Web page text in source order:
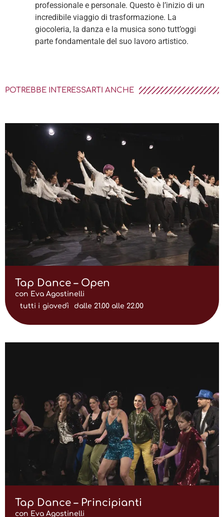
professionale e personale. Questo è l’inizio di un
incredibile viaggio di trasformazione. La
giocoleria, la danza e la musica sono tutt’oggi
parte fondamentale del suo lavoro artistico.
POTREBBE INTERESSARTI ANCHE
Tap Dance – Open
con Eva Agostinelli
tutti i giovedì dalle 21.00 alle 22.00
Tap Dance – Principianti
con Eva Agostinelli